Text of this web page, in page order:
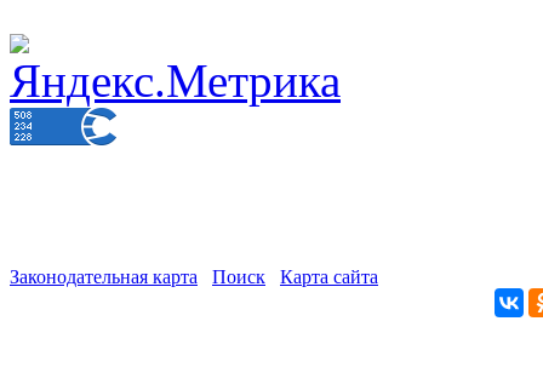
Законодательная карта Поиск Карта сайта